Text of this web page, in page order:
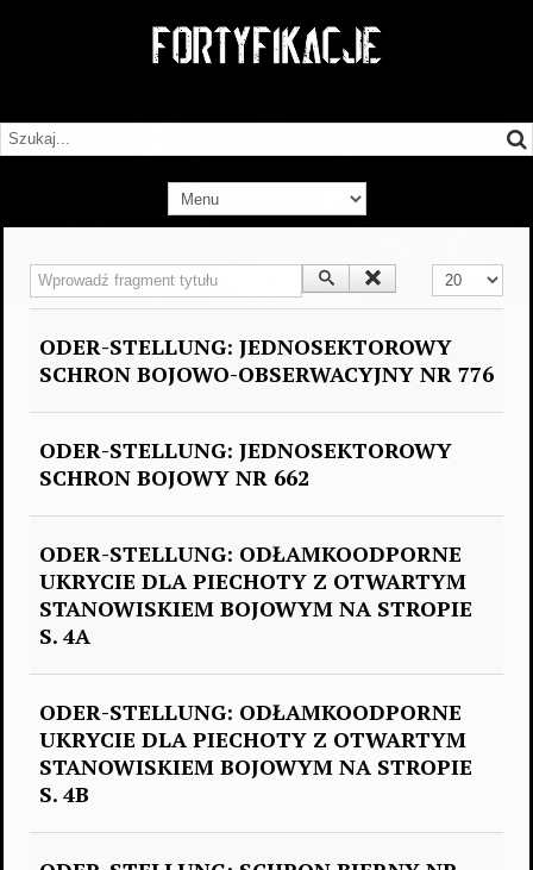
Wprowadź fragment tytułu Pokaż #
ODER-STELLUNG: JEDNOSEKTOROWY
SCHRON BOJOWO-OBSERWACYJNY NR 776
ODER-STELLUNG: JEDNOSEKTOROWY
SCHRON BOJOWY NR 662
ODER-STELLUNG: ODŁAMKOODPORNE
UKRYCIE DLA PIECHOTY Z OTWARTYM
STANOWISKIEM BOJOWYM NA STROPIE
S. 4A
ODER-STELLUNG: ODŁAMKOODPORNE
UKRYCIE DLA PIECHOTY Z OTWARTYM
STANOWISKIEM BOJOWYM NA STROPIE
S. 4B